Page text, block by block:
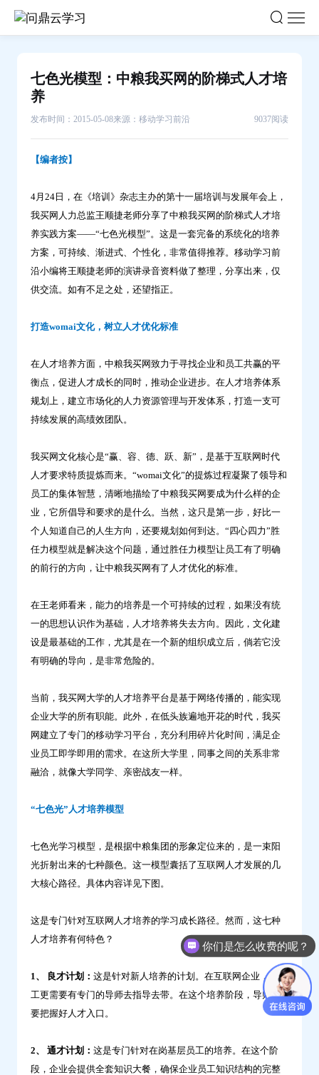
七色光模型：中粮我买网的阶梯式人才培
养
发布时间：2015-05-08来源：移动学习前沿 9037阅读
【编者按】
4月24日，在《培训》杂志主办的第十一届培训与发展年会上，
我买网人力总监王顺捷老师分享了中粮我买网的阶梯式人才培
养实践方案——“七色光模型”。这是一套完备的系统化的培养
方案，可持续、渐进式、个性化，非常值得推荐。移动学习前
沿小编将王顺捷老师的演讲录音资料做了整理，分享出来，仅
供交流。如有不足之处，还望指正。
打造womai文化，树立人才优化标准
在人才培养方面，中粮我买网致力于寻找企业和员工共赢的平
衡点，促进人才成长的同时，推动企业进步。在人才培养体系
规划上，建立市场化的人力资源管理与开发体系，打造一支可
持续发展的高绩效团队。
我买网文化核心是“赢、容、德、跃、新”，是基于互联网时代
人才要求特质提炼而来。“womai文化”的提炼过程凝聚了领导和
员工的集体智慧，清晰地描绘了中粮我买网要成为什么样的企
业，它所倡导和要求的是什么。当然，这只是第一步，好比一
个人知道自己的人生方向，还要规划如何到达。“四心四力”胜
任力模型就是解决这个问题，通过胜任力模型让员工有了明确
的前行的方向，让中粮我买网有了人才优化的标准。
在王老师看来，能力的培养是一个可持续的过程，如果没有统
一的思想认识作为基础，人才培养将失去方向。因此，文化建
设是最基础的工作，尤其是在一个新的组织成立后，倘若它没
有明确的导向，是非常危险的。
当前，我买网大学的人才培养平台是基于网络传播的，能实现
企业大学的所有职能。此外，在低头族遍地开花的时代，我买
网建立了专门的移动学习平台，充分利用碎片化时间，满足企
业员工即学即用的需求。在这所大学里，同事之间的关系非常
融洽，就像大学同学、亲密战友一样。
“七色光”人才培养模型
七色光学习模型，是根据中粮集团的形象定位来的，是一束阳
光折射出来的七种颜色。这一模型囊括了互联网人才发展的几
大核心路径。具体内容详见下图。
这是专门针对互联网人才培养的学习成长路径。然而，这七种
人才培养有何特色？
1、 良才计划： 这是针对新人培养的计划。在互联网企业，新员
工更需要有专门的导师去指导去带。在这个培养阶段，导师需
要把握好人才入口。
2、 通才计划： 这是专门针对在岗基层员工的培养。在这个阶
段，企业会提供全套知识大餐，确保企业员工知识结构的完整
你们是怎么收费的呢？